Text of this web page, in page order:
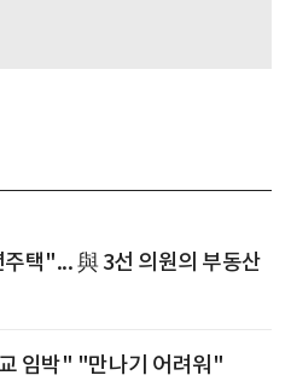
택"... 與 3선 의원의 부동산
임박" "만나기 어려워"